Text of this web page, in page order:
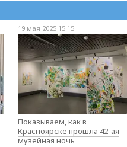
19 мая 2025 15:15
Показываем, как в
Красноярске прошла 42-ая
музейная ночь